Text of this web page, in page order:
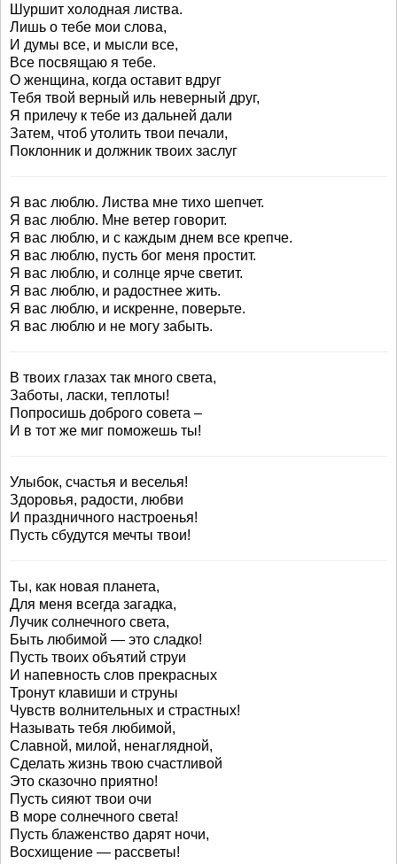
Шуршит холодная листва.
Лишь о тебе мои слова,
И думы все, и мысли все,
Все посвящаю я тебе.
О женщина, когда оставит вдруг
Тебя твой верный иль неверный друг,
Я прилечу к тебе из дальней дали
Затем, чтоб утолить твои печали,
Поклонник и должник твоих заслуг
Я вас люблю. Листва мне тихо шепчет.
Я вас люблю. Мне ветер говорит.
Я вас люблю, и с каждым днем все крепче.
Я вас люблю, пусть бог меня простит.
Я вас люблю, и солнце ярче светит.
Я вас люблю, и радостнее жить.
Я вас люблю, и искренне, поверьте.
Я вас люблю и не могу забыть.
В твоих глазах так много света,
Заботы, ласки, теплоты!
Попросишь доброго совета –
И в тот же миг поможешь ты!
Улыбок, счастья и веселья!
Здоровья, радости, любви
И праздничного настроенья!
Пусть сбудутся мечты твои!
Ты, как новая планета,
Для меня всегда загадка,
Лучик солнечного света,
Быть любимой — это сладко!
Пусть твоих объятий струи
И напевность слов прекрасных
Тронут клавиши и струны
Чувств волнительных и страстных!
Называть тебя любимой,
Славной, милой, ненаглядной,
Сделать жизнь твою счастливой
Это сказочно приятно!
Пусть сияют твои очи
В море солнечного света!
Пусть блаженство дарят ночи,
Восхищение — рассветы!